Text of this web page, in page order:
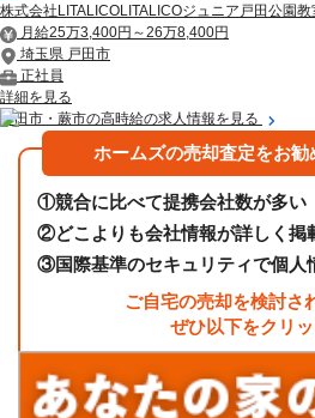
株式会社LITALICOLITALICOジュニア戸田公園教
月給25万3,400円～26万8,400円
埼玉県 戸田市
正社員
詳細を見る
戸田市・蕨市の高時給の求人情報を見る
ホームズの売却査定をお勧
①競合に比べて提携会社数が多い
②どこよりも会社情報が詳しく掲
③国際基準のセキュリティで個人
ご自宅の売却を検討さ
ぜひ以下をクリ